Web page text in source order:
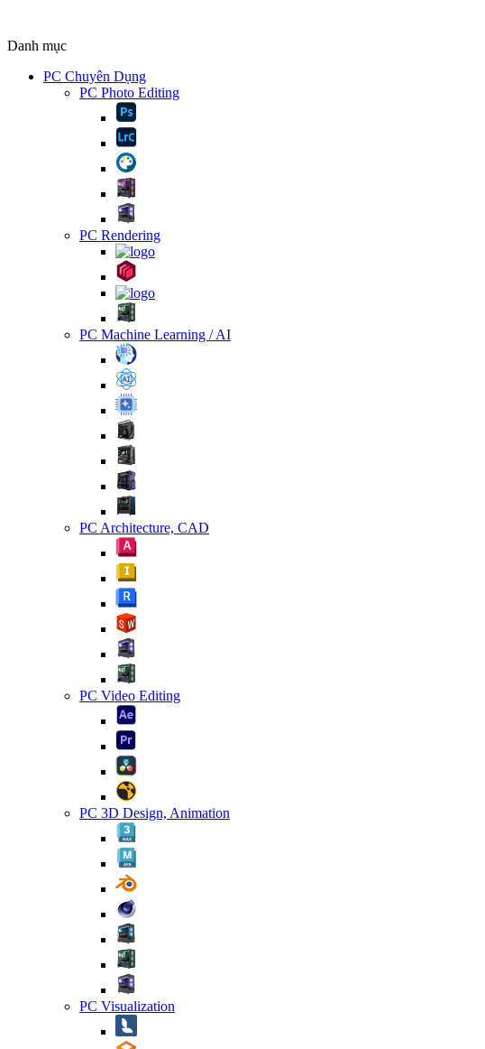
Danh mục
PC Chuyên Dụng
PC Photo Editing
PC Rendering
PC Machine Learning / AI
PC Architecture, CAD
PC Video Editing
PC 3D Design, Animation
PC Visualization